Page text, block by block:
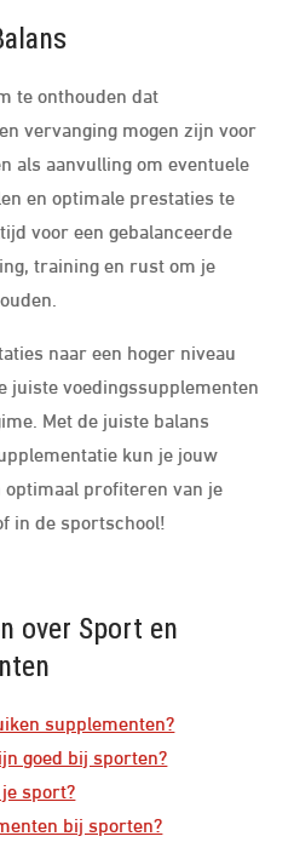
te onthouden dat
vervanging mogen zijn voor
als aanvulling om eventuele
en optimale prestaties te
voor een gebalanceerde
training en rust om je
naar een hoger niveau
juiste voedingssupplementen
Met de juiste balans
kun je jouw
profiteren van je
in de sportschool!
over Sport en
supplementen?
goed bij sporten?
sport?
bij sporten?